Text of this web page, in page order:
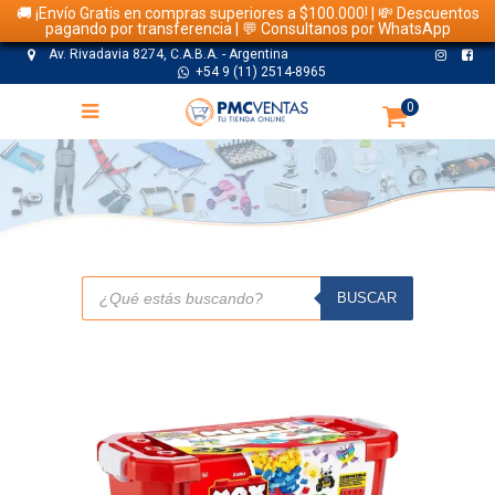
🚚 ¡Envío Gratis en compras superiores a $100.000! | 💸 Descuentos
pagando por transferencia | 💬 Consultanos por WhatsApp
Av. Rivadavia 8274, C.A.B.A. - Argentina
+54 9 (11) 2514-8965
0
TIENDA
Búsqueda
productos
BUSCAR